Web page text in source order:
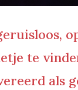
te
als